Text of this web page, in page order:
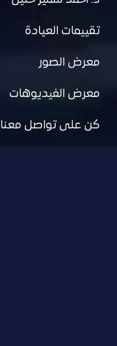
تقييمات العيادة
معرض الصور
معرض الفيديوهات
كن على تواصل معنا